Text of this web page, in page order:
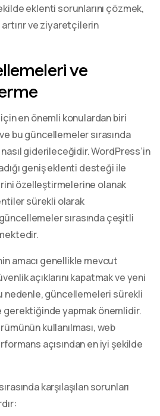
eklenti sorunlarını çözmek,
ve ziyaretçilerin
ve
için en önemli konulardan biri
bu güncellemeler sırasında
giderileceğidir. WordPress’in
geniş eklenti desteği ile
özelleştirmelerine olanak
sürekli olarak
sırasında çeşitli
amacı genellikle mevcut
açıklarını kapatmak ve yeni
nedenle, güncellemeleri sürekli
gerektiğinde yapmak önemlidir.
kullanılması, web
açısından en iyi şekilde
karşılaşılan sorunları